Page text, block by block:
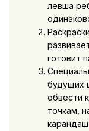
левша
готовит
будущих
обвести
точкам,